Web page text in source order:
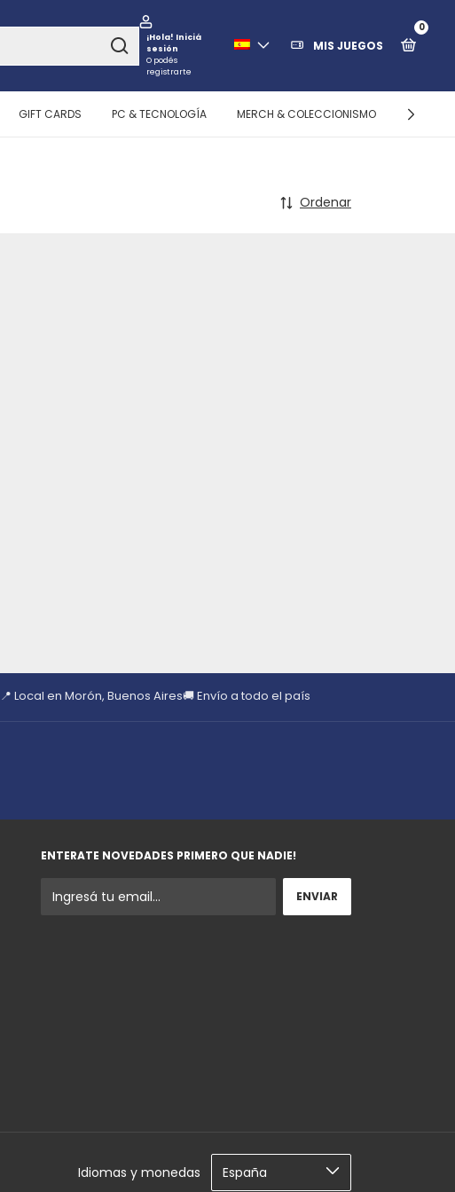
¡Hola! Iniciá
sesión
O podés
registrarte
MIS JUEGOS
0
GIFT CARDS PC & TECNOLOGÍA MERCH & COLECCIONISMO
Ordenar
📍 Local en Morón, Buenos Aires🚚 Envío a todo el país
ENTERATE NOVEDADES PRIMERO QUE NADIE!
Idiomas y monedas